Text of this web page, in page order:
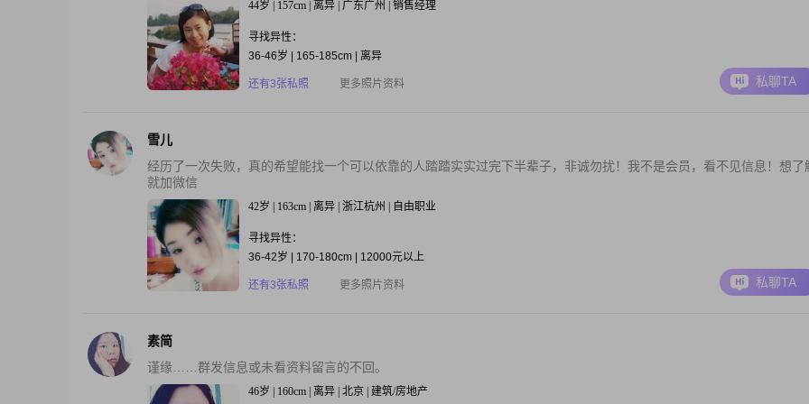
44岁 | 157cm | 离异 | 广东广州 | 销售经理
寻找异性：
36-46岁 | 165-185cm | 离异
还有3张私照 更多照片资料 私聊TA
雪儿
经历了一次失败，真的希望能找一个可以依靠的人踏踏实实过完下半辈子，非诚勿扰！我不是会员，看不见信息！想了
就加微信
42岁 | 163cm | 离异 | 浙江杭州 | 自由职业
寻找异性：
36-42岁 | 170-180cm | 12000元以上
还有3张私照 更多照片资料 私聊TA
素简
谨缘……群发信息或未看资料留言的不回。
46岁 | 160cm | 离异 | 北京 | 建筑/房地产